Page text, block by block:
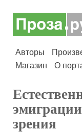
Авторы
Магазин
О
зрения